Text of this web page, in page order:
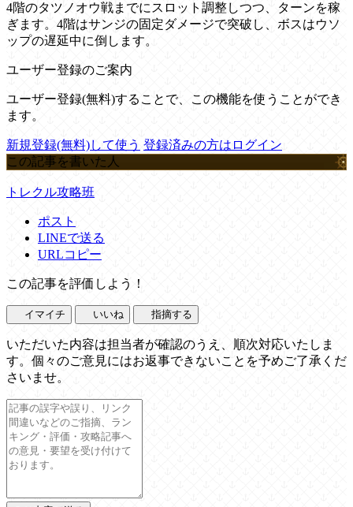
4階のタツノオウ戦までにスロット調整しつつ、ターンを稼
ぎます。4階はサンジの固定ダメージで突破し、ボスはウソ
ップの遅延中に倒します。
ユーザー登録のご案内
ユーザー登録(無料)することで、この機能を使うことができ
ます。
新規登録(無料)して使う 登録済みの方はログイン
この記事を書いた人
トレクル攻略班
ポスト
LINEで送る
URLコピー
この記事を評価しよう！
イマイチ いいね 指摘する
いただいた内容は担当者が確認のうえ、順次対応いたしま
す。個々のご意見にはお返事できないことを予めご了承くだ
さいませ。